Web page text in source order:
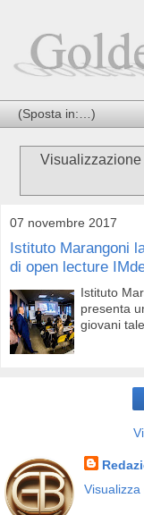
Visualizzazione
07 novembre 2017
Istituto Marangoni
di open lecture
Istituto
presenta
giovani